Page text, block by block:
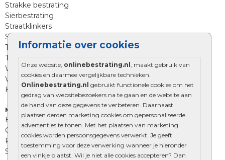
Informatie over cookies
Onze website, onlinebestrating.nl , maakt gebruik van
cookies en daarmee vergelijkbare technieken.
Onlinebestrating.nl gebruikt functionele cookies om het
gedrag van websitebezoekers na te gaan en de website aan
de hand van deze gegevens te verbeteren. Daarnaast
plaatsen derden marketing cookies om gepersonaliseerde
advertenties te tonen. Met het plaatsen van marketing
cookies worden persoonsgegevens verwerkt. Je geeft
toestemming voor deze verwerking wanneer je hieronder
een vinkje plaatst. Wil je niet alle cookies accepteren? Dan
Strakke bestrating
Sierbestrating
Straatklinkers
Straatstenen
Trommelstenen
Tuinstenen
Waalformaat
Wildverband bestrating
Kingstones
Muurelementen
Betonbielzen
Opsluitbanden
Palissades
Stapelblokken